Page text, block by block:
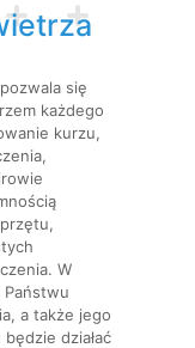
się
każdego
kurzu,
W
a także jego
działać